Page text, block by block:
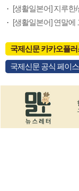
[생활일본어] 지루한
[생활일본어] 연말에
국제신문 카카오플
국제신문 공식 페이